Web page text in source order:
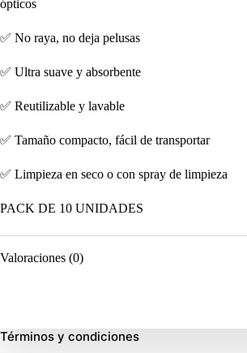
ópticos
✅ No raya, no deja pelusas
✅ Ultra suave y absorbente
✅ Reutilizable y lavable
✅ Tamaño compacto, fácil de transportar
✅ Limpieza en seco o con spray de limpieza
PACK DE 10 UNIDADES
Valoraciones (0)
Términos y condiciones